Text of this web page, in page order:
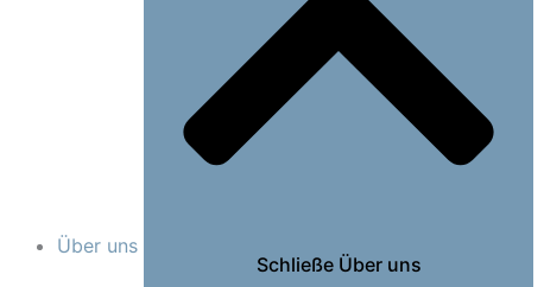
Über uns
Schließe Über uns